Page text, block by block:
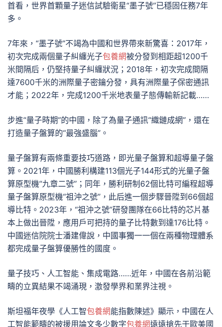
首看，世界首顆量子迷信試驗衛星“墨子號”已穩固任務7年
多。
7年來，“墨子號”不竭為中國和世界帶來新驚喜：2017年，
初次完成兩個量子糾纏光子包養網被分發到相距超1200千
米間隔后，仍堅持量子糾纏狀況；2018年，初次完成間隔
達7600千米的洲際量子密鑰分發，具有洲際量子保密通訊
才能；2022年，完成1200千米地表量子態傳輸新記載……
步進“量子時期”的中國，除了為量子通訊“織鏈成網”，還在
打造量子盤算的“最強盛腦”。
量子盤算有兩條重要技巧道路，即光量子盤算和超導量子盤
算。2021年，中國勝利構建113個光子144形式的光量子盤
算原型機“九章二號”；同年，勝利研制62個比特可編程超導
量子盤算原型機“祖沖之號”，此后進一個步驟晉陞到66個超
導比特。2023年，“祖沖之號”研發團隊在66比特的芯片基
本上做出晉陞，應用戶可把持的量子比特數到達176比特。
中國迷信院院士潘建偉說，中國事獨一一個在兩種物理體系
都完成量子盤算優勝性的國度。
量子技巧、人工智能、集成電路……近年，中國在各前沿範
疇的立異結果不竭涌現，激發學界和業界注視。
斯坦福年夜學《人工智包養網能指數陳述》顯示，中國在人
工智能範疇的被援用論文多少數字包養網遠遠搶先于歐美國